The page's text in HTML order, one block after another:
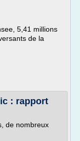
5,41 millions
de la
: rapport
de nombreux